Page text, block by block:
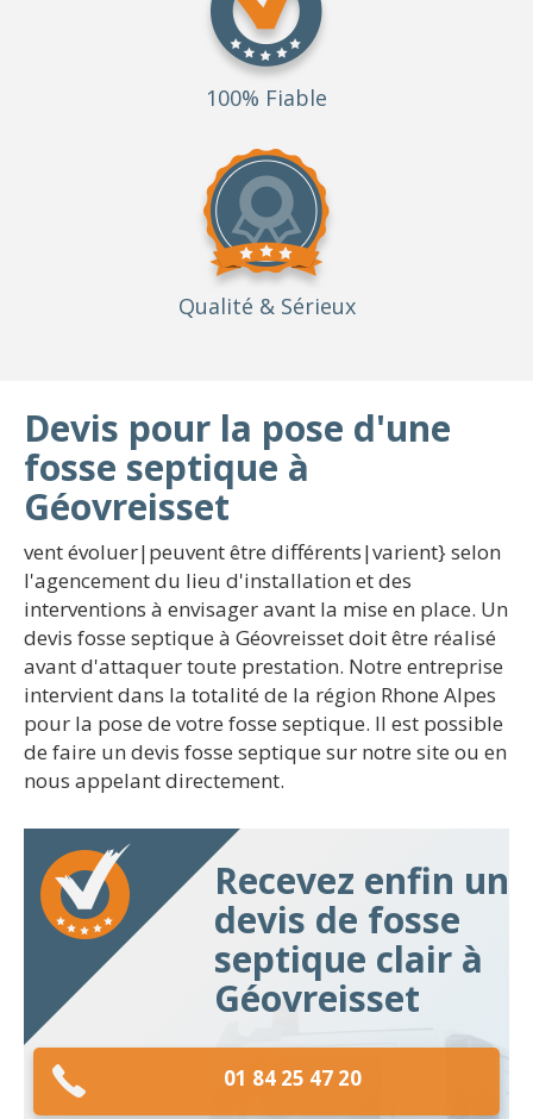
100% Fiable
Qualité & Sérieux
Devis pour la pose d'une
fosse septique à
Géovreisset
vent évoluer|peuvent être différents|varient} selon
l'agencement du lieu d'installation et des
interventions à envisager avant la mise en place. Un
devis fosse septique à Géovreisset doit être réalisé
avant d'attaquer toute prestation. Notre entreprise
intervient dans la totalité de la région Rhone Alpes
pour la pose de votre fosse septique. Il est possible
de faire un devis fosse septique sur notre site ou en
nous appelant directement.
Recevez enfin un
devis de fosse
septique clair à
Géovreisset
01 84 25 47 20